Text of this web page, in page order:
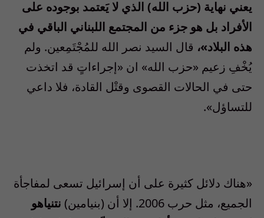
يعني نهاية (حزب الله) الذي لا يَعتمد بوجوده على
الأفراد بل هو جزء من المجتمع اللبناني الباقي في
هذه البلاد»، قال السيد نصر الله للمُجْتَمِعين. ولم
يُخْفِ زعيم «حزب الله» ان «إجراءاتٍ قد اتخذت
حتى في الحالات القصوى وقتْل القادة، فلا داعي
للتساؤل».
«هناك دلائل كثيرة على أن إسرائيل تسعى لمفاجأة
الجميع، مثل حرب 2006. إلا أن (بنيامين)
نتنياهو